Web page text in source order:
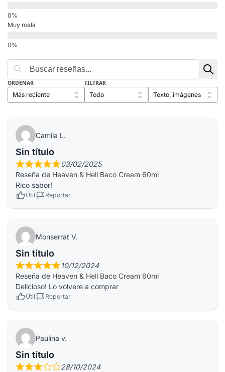
Muy mala
ORDENAR FILTRAR
Camila L.
Sin título
03/02/2025
Reseña de Heaven & Hell Baco Cream 60ml
Rico sabor!
Útil Reportar
Monserrat V.
Sin título
10/12/2024
Reseña de Heaven & Hell Baco Cream 60ml
Delicioso! Lo volvere a comprar
Útil Reportar
Paulina v.
Sin título
28/10/2024